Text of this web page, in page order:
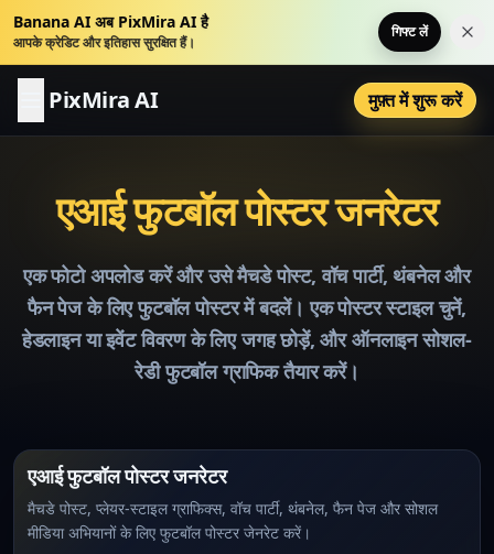
Banana AI अब PixMira AI है
आपके क्रेडिट और इतिहास सुरक्षित हैं।
गिफ्ट लें इस
PixMira AI मुफ़्त में शुरू करें
एआई फुटबॉल पोस्टर जनरेटर
एक फोटो अपलोड करें और उसे मैचडे पोस्ट, वॉच पार्टी, थंबनेल और
फैन पेज के लिए फुटबॉल पोस्टर में बदलें। एक पोस्टर स्टाइल चुनें,
हेडलाइन या इवेंट विवरण के लिए जगह छोड़ें, और ऑनलाइन सोशल-
रेडी फुटबॉल ग्राफिक तैयार करें।
एआई फुटबॉल पोस्टर जनरेटर
मैचडे पोस्ट, प्लेयर-स्टाइल ग्राफिक्स, वॉच पार्टी, थंबनेल, फैन पेज और सोशल
मीडिया अभियानों के लिए फुटबॉल पोस्टर जेनरेट करें।